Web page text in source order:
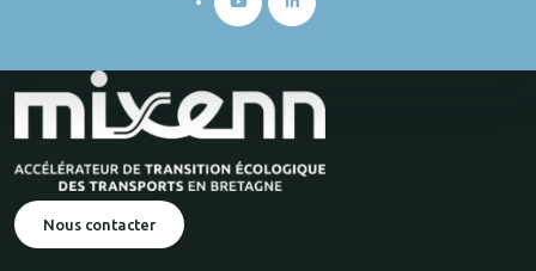
Nous contacter